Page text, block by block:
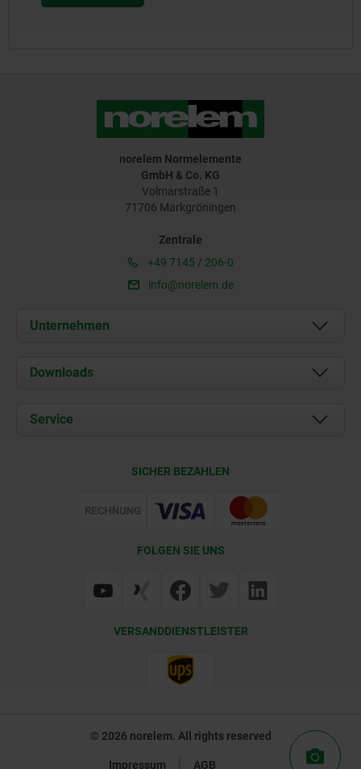
norelem Normelemente
GmbH & Co. KG
Volmarstraße 1
71706 Markgröningen
Zentrale
+49 7145 / 206-0
info@norelem.de
Unternehmen
Über uns
Karriere
Downloads
Dokumente
Service
Web Support
SICHER BEZAHLEN
FOLGEN SIE UNS
VERSANDDIENSTLEISTER
© 2026 norelem. All rights reserved
Impressum AGB